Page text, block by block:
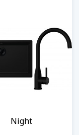
Night